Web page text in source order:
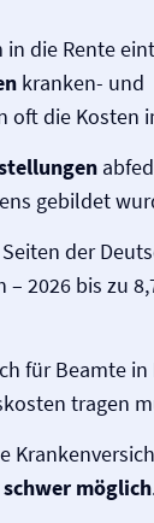
in die Rente
kranken- und
oft die Kosten
gebildet
der
2026 bis zu
für Beamte in
tragen
möglich